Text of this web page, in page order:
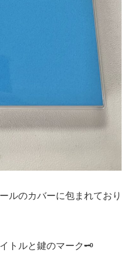
ルのカバーに包まれており
トルと鍵のマーク🗝